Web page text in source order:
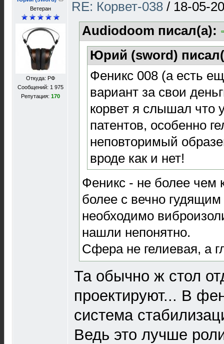
Ветеран
Откуда: РФ
Сообщений: 1 975
Репутация: 170
RE: Корвет-038 / 18-05-
Audiodoom писал(а):
Юрий (sword)
Феникс 008 (а есть
вариант за свои
корвет я слышал что
патентов, особенно
неповторимый
вроде как и нет!
Феникс - не более чем
более с вечно
необходимо
нашли непонятно.
Сфера не гелиевая, а
Та обычно ж стол
проектируют... В
система
Ведь это лучше